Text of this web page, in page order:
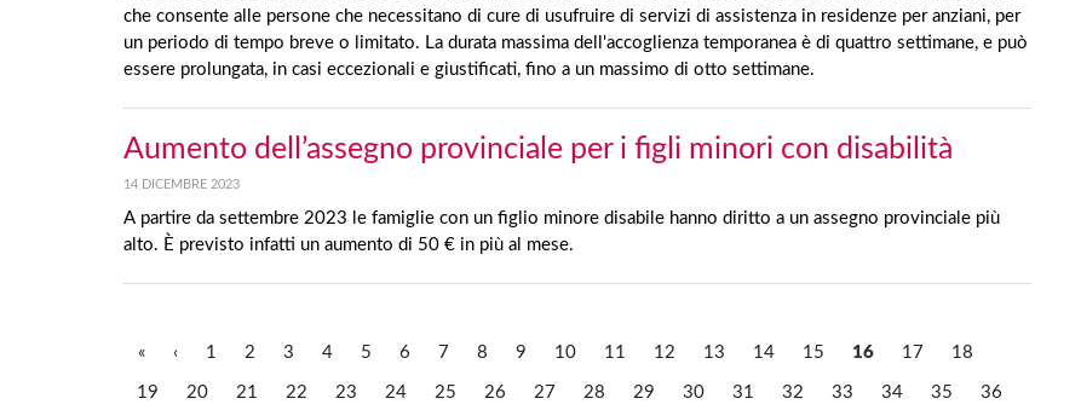
che consente alle persone che necessitano di cure di usufruire di servizi di assistenza in residenze per anziani, per
un periodo di tempo breve o limitato. La durata massima dell'accoglienza temporanea è di quattro settimane, e può
essere prolungata, in casi eccezionali e giustificati, fino a un massimo di otto settimane.
Aumento dell’assegno provinciale per i figli minori con disabilità
14 DICEMBRE 2023
A partire da settembre 2023 le famiglie con un figlio minore disabile hanno diritto a un assegno provinciale più
alto. È previsto infatti un aumento di 50 € in più al mese.
« ‹ 1 2 3 4 5 6 7 8 9 10 11 12 13 14 15 16 17 18
19 20 21 22 23 24 25 26 27 28 29 30 31 32 33 34 35 36